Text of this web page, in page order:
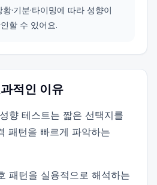
·기분·타이밍에 따라 성향이
할 수 있어요.
적인 이유
향 테스트는 짧은 선택지를
패턴을 빠르게 파악하는
패턴을 실용적으로 해석하는